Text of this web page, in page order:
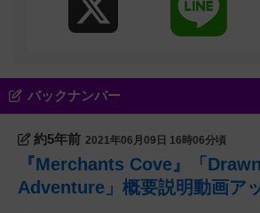
バックナンバー
約5年前 2021年06月09日 16時06分頃
『Merchants Cove』「
Adventure」概要説明動画ア